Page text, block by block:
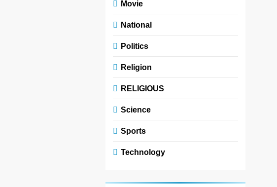
Movie
National
Politics
Religion
RELIGIOUS
Science
Sports
Technology